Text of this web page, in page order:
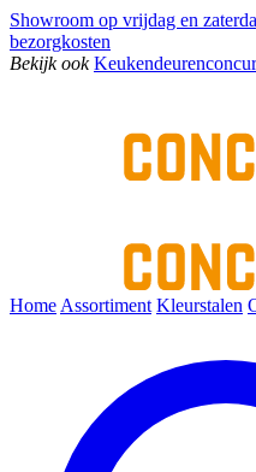
Showroom op vrijdag en
bezorgkosten
Bekijk ook
Home Assortiment Kleurstalen